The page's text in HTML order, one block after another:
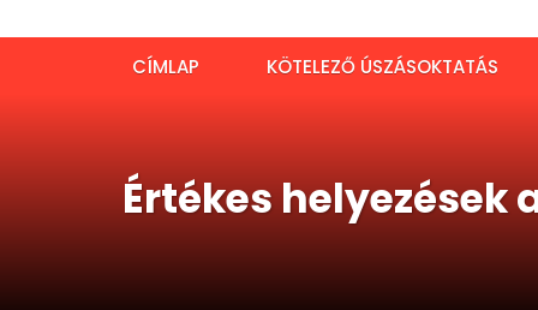
CÍMLAP KÖTELEZŐ ÚSZÁSOKTATÁS
Értékes helyezések